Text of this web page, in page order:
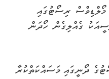
ރިސޯޓުގައި
ގެއްލިގެން ހޯދަން
ދޯނީގައި މަސައްކަތްކުރާ